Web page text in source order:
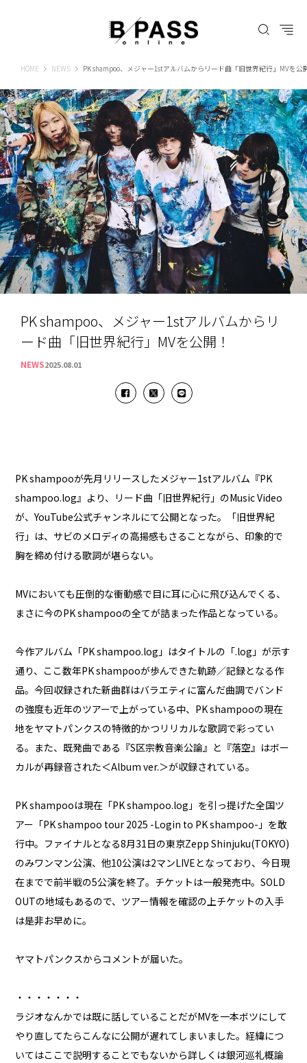
HOME B-PASS ONLINE
NEWS PK shampoo、メジャー1stアルバムからリード曲「旧世界紀行」MVを公
PK shampoo、メジャー1stアルバムからリ
ード曲「旧世界紀行」MVを公開！
NEWS2025.08.01
PK shampooが先月リリースしたメジャー1stアルバム『PK
shampoo.log』より、リード曲「旧世界紀行」のMusic Video
が、YouTube公式チャンネルにて公開となった。「旧世界紀
行」は、サビのメロディの高揚感もさることながら、印象的で
胸を締め付ける歌詞が堪らない。
MVにおいても圧倒的な衝動感で目に耳に心に飛び込んでくる、
まさに今のPK shampooの全てが詰まった作品となっている。
今作アルバム「PK shampoo.log」はタイトルの「.log」が示す
通り、ここ数年PK shampooが歩んできた軌跡／記録となる作
品。今回収録された新曲群はバラエティに富んだ曲調でバンド
の強度も近年のツアーで上がっている中、PK shampooの現在
地をヤマトパンクスの特徴的かつリリカルな歌詞で彩ってい
る。また、既発曲である『S区宗教音楽公論』と『落空』はボー
カルが再録音された＜Album ver.＞が収録されている。
PK shampooは現在「PK shampoo.log」を引っ提げた全国ツ
アー「PK shampoo tour 2025 -Login to PK shampoo-」を敢
行中。ファイナルとなる8月31日の東京Zepp Shinjuku(TOKYO)
のみワンマン公演、他10公演は2マンLIVEとなっており、今日現
在までで前半戦の5公演を終了。チケットは一般発売中。SOLD
OUTの地域もあるので、ツアー情報を確認の上チケットの入手
は是非お早めに。
ヤマトパンクスからコメントが届いた。
・・・・・・・
ラジオなんかでは既に話していることだがMVを一本ボツにして
やり直してたらこんなに公開が遅れてしまいました。経緯につ
いてはここで説明することでもないから詳しくは銀河巡礼概論